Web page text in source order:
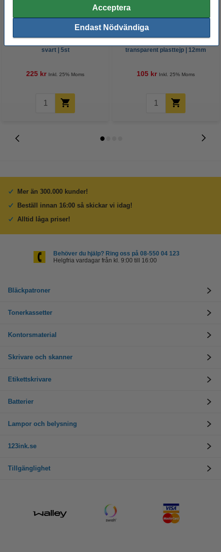
Acceptera
Endast Nödvändiga
Silvertejp 50mm x 50m | 123ink |
svart | 5st
225 kr Inkl. 25% Moms
Dymo S0721530 | 12267 |
transparent plasttejp | 12mm
105 kr Inkl. 25% Moms
Mer än 300.000 kunder!
Beställ innan 16:00 så skickar vi idag!
Alltid låga priser!
Behöver du hjälp? Ring oss på 08-550 04 123
Helgfria vardagar från kl. 9:00 till 16:00
Bläckpatroner
Tonerkassetter
Kontorsmaterial
Skrivare och skanner
Etikettskrivare
Batterier
Lampor och belysning
123ink.se
Tillgänglighet